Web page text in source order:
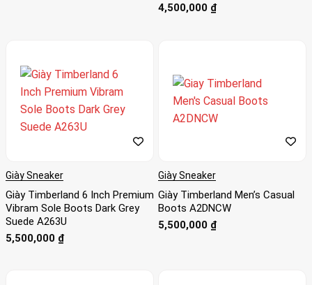
Được xếp
4,500,000 ₫
Giày Sneaker
Giày Timberland 6 Inch Premium
Vibram Sole Boots Dark Grey
Suede A263U
5,500,000 ₫
Giày Sneaker
Giày Timberland Men’s Casual
Boots A2DNCW
5,500,000 ₫